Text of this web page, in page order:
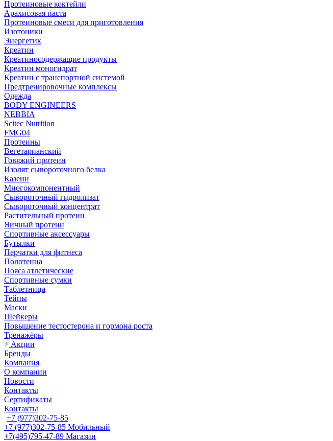
Протеиновые коктейли
Арахисовая паста
Протеиновые смеси для приготовления
Изотоники
Энергетик
Креатин
Креатиносодержащие продукты
Креатин моногидрат
Креатин с транспортной системой
Предтренировочные комплексы
Одежда
BODY ENGINEERS
NEBBIA
Scitec Nutrition
FMG04
Протеины
Вегетарианский
Говяжий протеин
Изолят сывороточного белка
Казеин
Многокомпонентный
Сывороточный гидролизат
Сывороточный концентрат
Растительный протеин
Яичный протеин
Спортивные аксессуары
Бутылки
Перчатки для фитнеса
Полотенца
Пояса атлетические
Спортивные сумки
Таблетница
Тейпы
Маски
Шейкеры
Повышение тестостерона и гормона роста
Тренажёры
Акции
Бренды
Компания
О компании
Новости
Контакты
Сертификаты
Контакты
+7 (977)302-75-85
+7 (977)302-75-85 Мобильный
+7(495)795-47-89 Магазин